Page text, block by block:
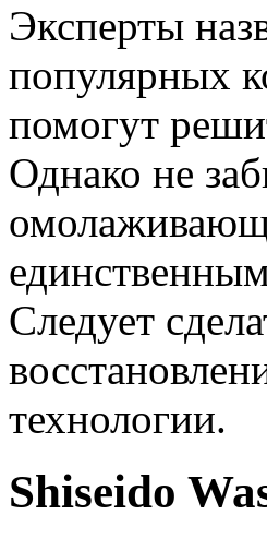
Эксперты
популярных
помогут
Однако не
Следует
технологии.
Shiseido